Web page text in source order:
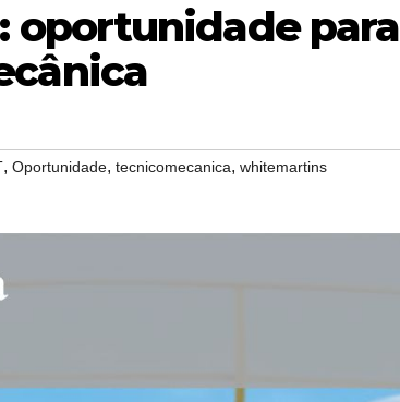
oportunidade para
, Oportunidade, tecnicomecanica, whitemartins